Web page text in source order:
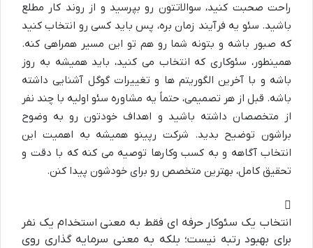
راحت صحبت کنید، سوالاتتون رو بپرسید و از روند کار مطلع
باشید. سئو یه فرآیند زمان بره، پس باید کسی رو انتخاب کنید
که صبور باشه و بتونه شما رو هم تو این مسیر همراهی کنه.
همینطور، سئوکاری که انتخاب می کنید، باید همیشه به روز
باشه و با آخرین الگوریتم ها و تغییرات گوگل آشنایی داشته
باشه. قبل از هر تصمیمی، حتماً یه مشاوره سئواولیه با چند نفر
از متخصصان داشته باشید و اهداف خودتون رو به وضوح
براشون توضیح بدید. شرکت رپینو همیشه به اهمیت این
انتخاب آگاهه و به کسب وکارها توصیه می کنه که با دقت و
تحقیق کامل، بهترین متخصص رو برای خودشون پیدا کنن.
انتخاب یک سئوکار حرفه ای فقط به معنی استخدام یک نفر
برای بهبود رتبه نیست؛ بلکه به معنی سرمایه گذاری روی